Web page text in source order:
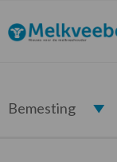
de
hoofdnavigatie
de
hoofd
de
eerste
de
voettekst
Melkveebedrijf.nl
Bemesting